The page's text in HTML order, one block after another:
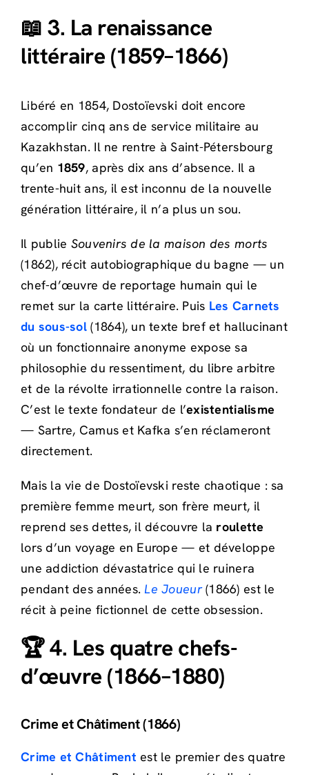
📖 3. La renaissance
littéraire (1859–1866)
Libéré en 1854, Dostoïevski doit encore
accomplir cinq ans de service militaire au
Kazakhstan. Il ne rentre à Saint-Pétersbourg
qu’en 1859, après dix ans d’absence. Il a
trente-huit ans, il est inconnu de la nouvelle
génération littéraire, il n’a plus un sou.
Il publie Souvenirs de la maison des morts
(1862), récit autobiographique du bagne — un
chef-d’œuvre de reportage humain qui le
remet sur la carte littéraire. Puis Les Carnets
du sous-sol(1864), un texte bref et hallucinant
où un fonctionnaire anonyme expose sa
philosophie du ressentiment, du libre arbitre
et de la révolte irrationnelle contre la raison.
C’est le texte fondateur de l’existentialisme
— Sartre, Camus et Kafka s’en réclameront
directement.
Mais la vie de Dostoïevski reste chaotique : sa
première femme meurt, son frère meurt, il
reprend ses dettes, il découvre la roulette
lors d’un voyage en Europe — et développe
une addiction dévastatrice qui le ruinera
pendant des années. Le Joueur(1866) est le
récit à peine fictionnel de cette obsession.
🏆 4. Les quatre chefs-
d’œuvre (1866–1880)
Crime et Châtiment (1866)
Crime et Châtiment est le premier des quatre